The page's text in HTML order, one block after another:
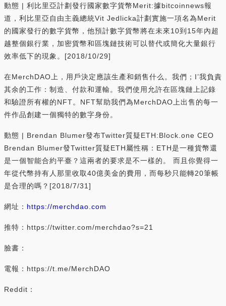
動態 | 利比里亞計劃發行國家數字貨幣Merit:據bitcoinnews報
道，利比里亞自由主義總統Vit Jedlicka計劃實施一項名為Merit
的國家發行的數字貨幣，他預計數字貨幣將在未來10到15年內超
越整個銀行業，加密貨幣和區塊鏈技術可以替代或簡化大量銀行
效率低下的現象。[2018/10/29]
在MerchDAO上，用戶決定應該生產和銷售什么。我們；I’我負責
其余的工作：制造、付款和運輸。我們使用允許在區塊鏈上記錄
和驗證所有權的NFT。NFT幫助我們為MerchDAO上出售的每一
件作品創建一個獨特的數字身份。
動態 | Brendan Blumer發布Twitter質疑ETH:Block.one CEO
Brendan Blumer發Twitter質疑ETH屬性稱：ETH是一種貨幣還
是一個智能合約平臺？這兩者的要求是不一樣的。 而且你覺得一
年從代幣持有人那里收取40億美金的費用，而每秒只能轉20筆帳
是合理的嗎？[2018/7/31]
網址： https://merchdao.com
推特：https://twitter.com/merchdao?s=21
臉書：
電報：https://t.me/MerchDAO
Reddit：